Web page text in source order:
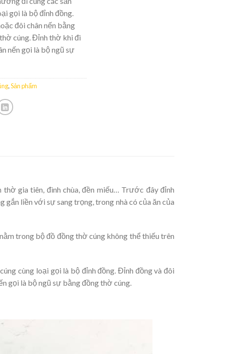
gọi là bộ đỉnh đồng.
đôi chân nến bằng
cúng. Đỉnh thờ khi đi
nến gọi là bộ ngũ sự
,Sản phẩm
gia tiên, đình chùa, đền miếu… Trước đây đỉnh
liền với sự sang trọng, trong nhà có của ăn của
trong bộ đồ đồng thờ cúng không thể thiếu trên
cùng loại gọi là bộ đỉnh đồng. Đỉnh đồng và đôi
gọi là bộ ngũ sự bằng đồng thờ cúng.